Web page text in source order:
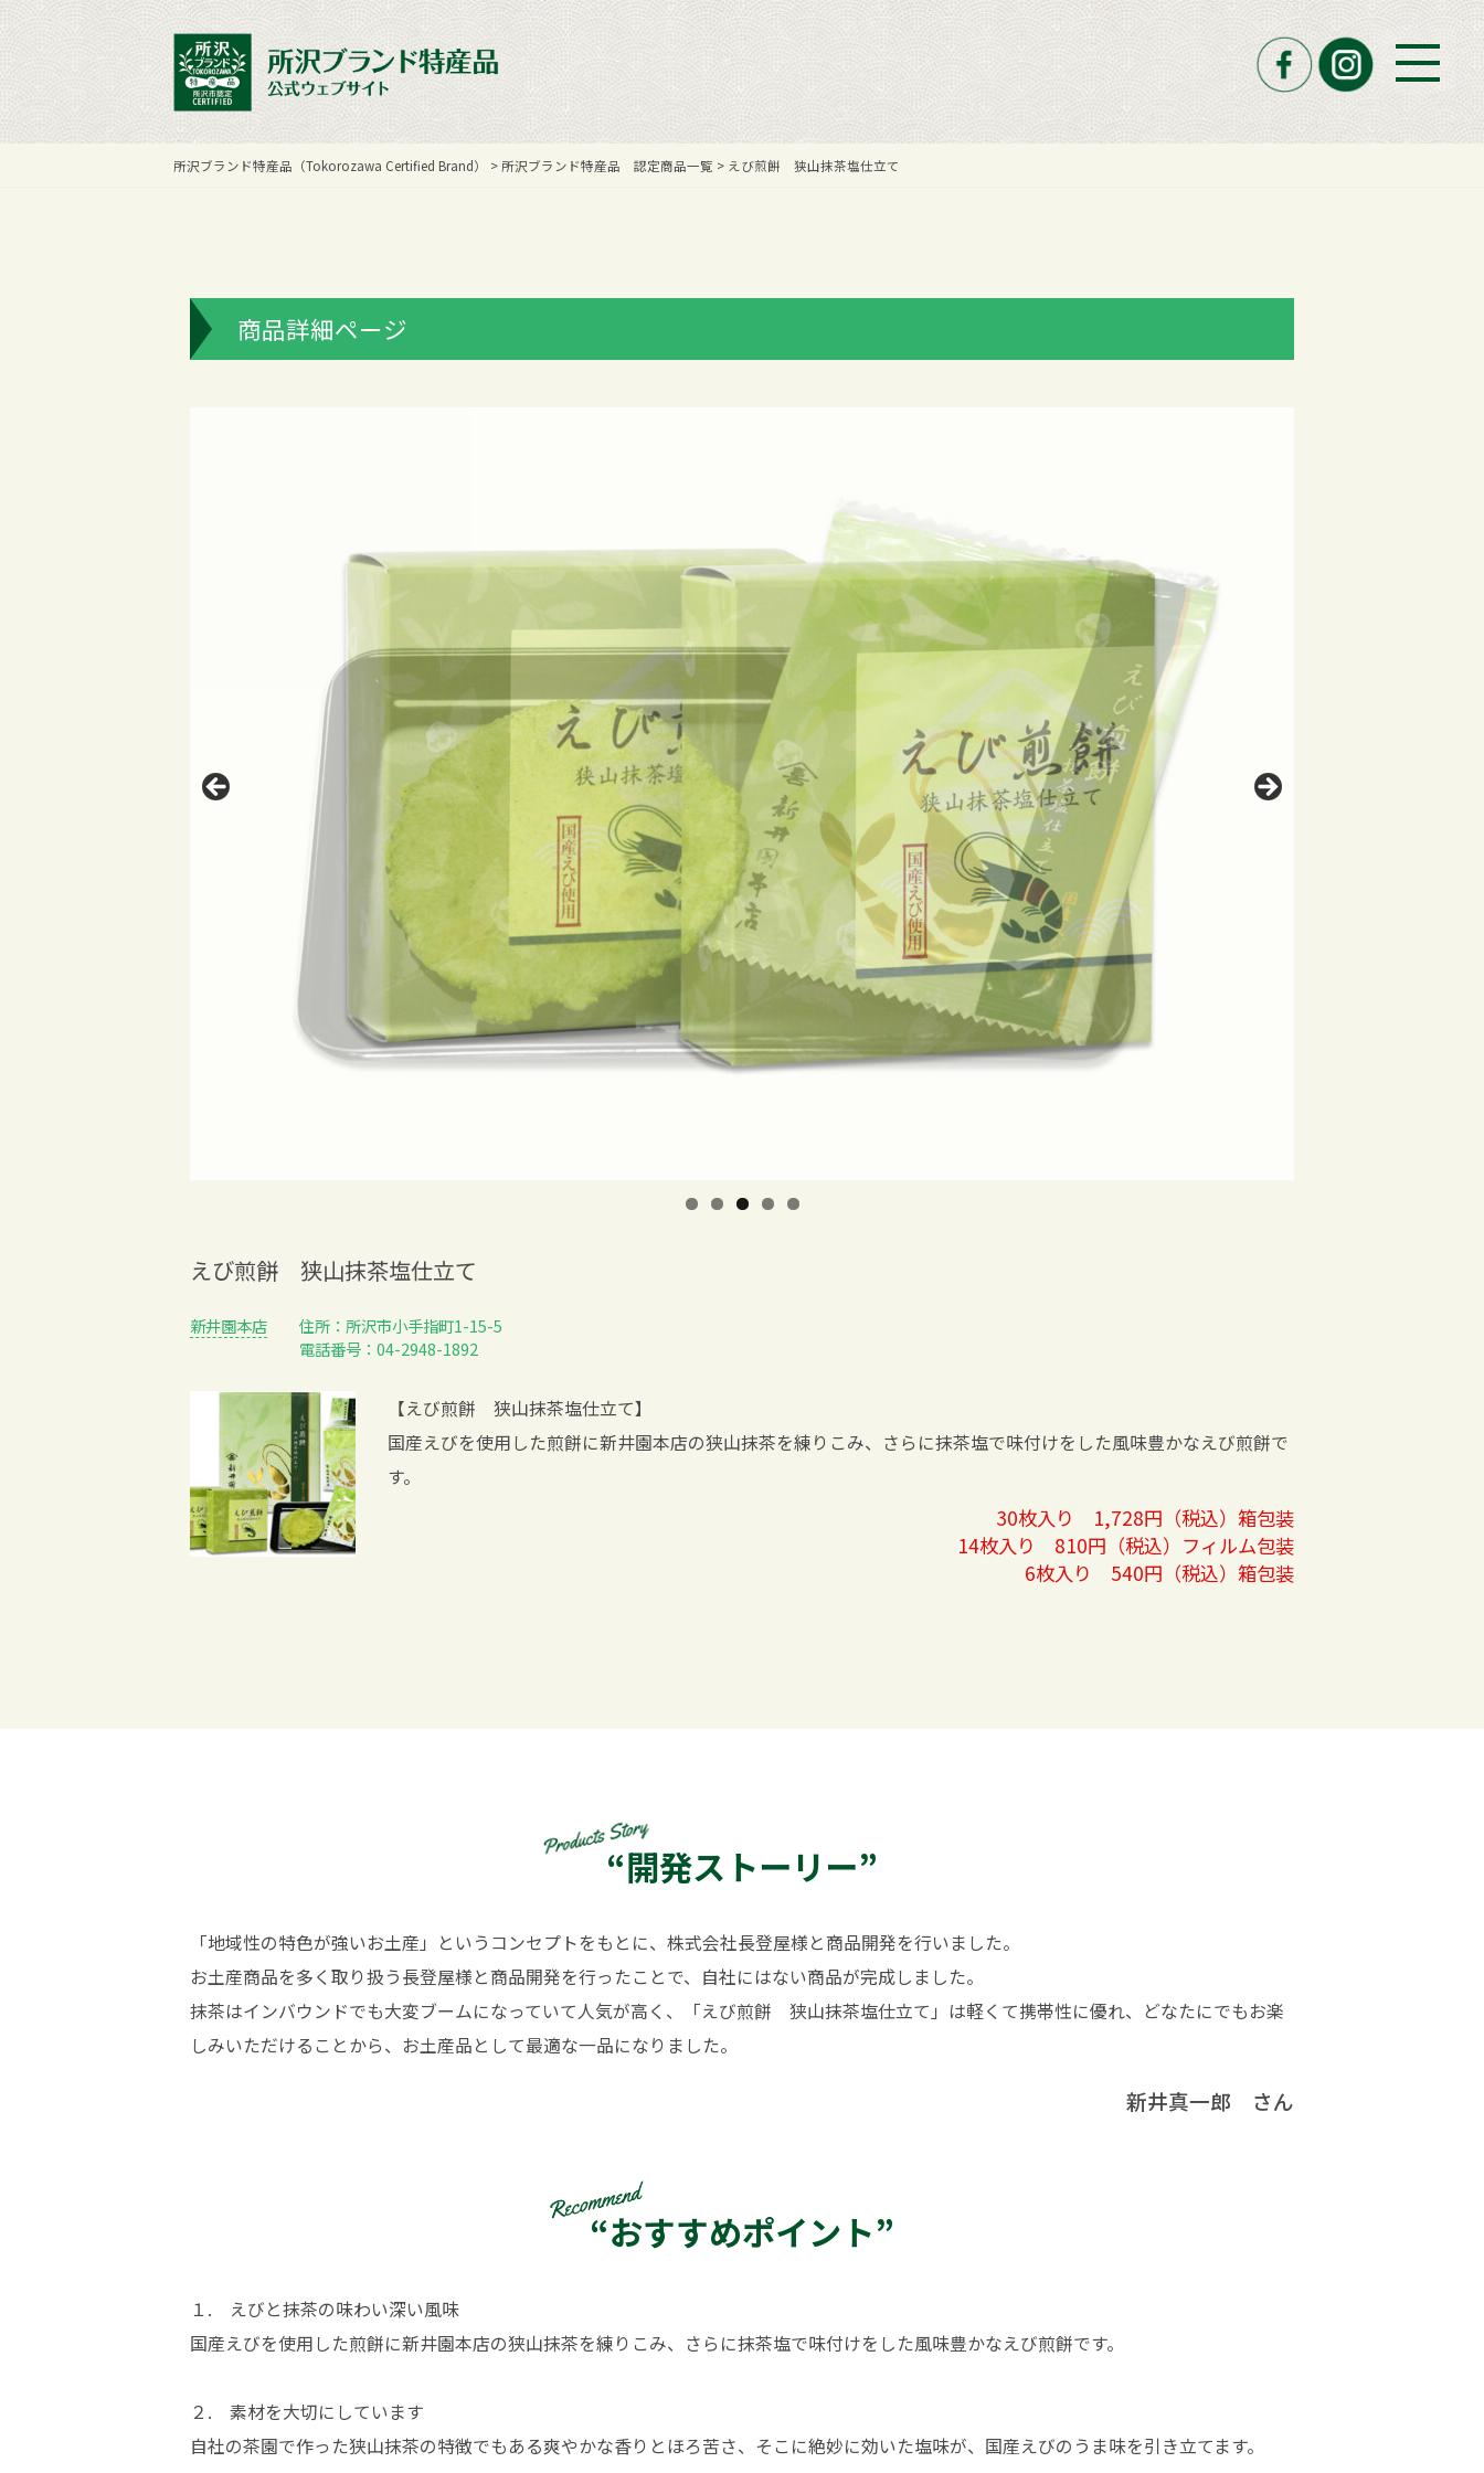
所沢ブランド特産品（Tokorozawa Certified Brand） > 所沢ブランド特産品 認定商品一覧 > えび煎餅 狭山抹茶塩仕立て
商品詳細ページ
えび煎餅 狭山抹茶塩仕立て
新井園本店
住所：所沢市小手指町1-15-5
電話番号：04-2948-1892
【えび煎餅 狭山抹茶塩仕立て】
国産えびを使用した煎餅に新井園本店の狭山抹茶を練りこみ、さらに抹茶塩で味付けをした風味豊かなえび煎餅で
す。
30枚入り 1,728円（税込）箱包装
14枚入り 810円（税込）フィルム包装
6枚入り 540円（税込）箱包装
“開発ストーリー”
「地域性の特色が強いお土産」というコンセプトをもとに、株式会社長登屋様と商品開発を行いました。
お土産商品を多く取り扱う長登屋様と商品開発を行ったことで、自社にはない商品が完成しました。
抹茶はインバウンドでも大変ブームになっていて人気が高く、「えび煎餅 狭山抹茶塩仕立て」は軽くて携帯性に優れ、どなたにでもお楽
しみいただけることから、お土産品として最適な一品になりました。
新井真一郎 さん
“おすすめポイント”
１. えびと抹茶の味わい深い風味
国産えびを使用した煎餅に新井園本店の狭山抹茶を練りこみ、さらに抹茶塩で味付けをした風味豊かなえび煎餅です。
２. 素材を大切にしています
自社の茶園で作った狭山抹茶の特徴でもある爽やかな香りとほろ苦さ、そこに絶妙に効いた塩味が、国産えびのうま味を引き立てます。